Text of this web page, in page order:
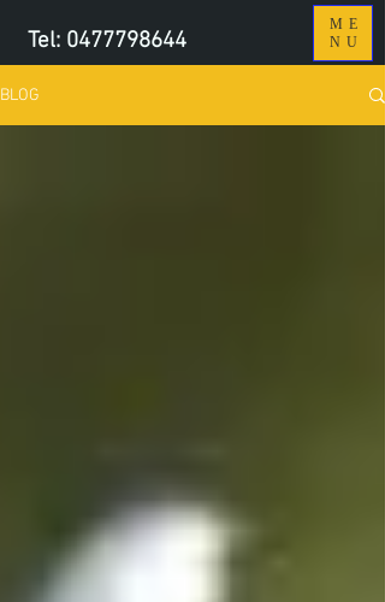
Tel: 0477798644
ME
NU
BLOG